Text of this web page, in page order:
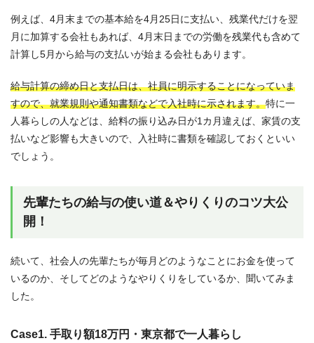
例えば、4月末までの基本給を4月25日に支払い、残業代だけを翌
月に加算する会社もあれば、4月末日までの労働を残業代も含めて
計算し5月から給与の支払いが始まる会社もあります。
給与計算の締め日と支払日は、社員に明示することになっていま
すので、就業規則や通知書類などで入社時に示されます。特に一
人暮らしの人などは、給料の振り込み日が1カ月違えば、家賃の支
払いなど影響も大きいので、入社時に書類を確認しておくといい
でしょう。
先輩たちの給与の使い道＆やりくりのコツ大公
開！
続いて、社会人の先輩たちが毎月どのようなことにお金を使って
いるのか、そしてどのようなやりくりをしているか、聞いてみま
した。
Case1. 手取り額18万円・東京都で一人暮らし